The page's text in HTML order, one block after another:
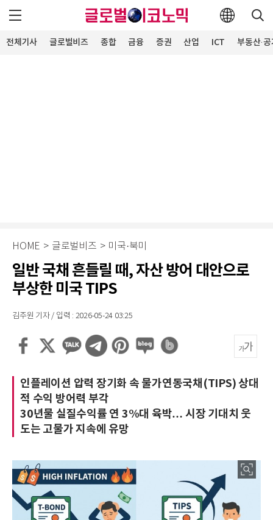
전체기사 글로벌비즈 종합 금융 증권 산업 ICT 부동산·
HOME > 글로벌비즈 > 미국·북미
일반 국채 흔들릴 때, 자산 방어 대안으로
부상한 미국 TIPS
김주원 기자 / 입력 : 2026-05-24 03:25
인플레이션 압력 장기화 속 물가연동국채(TIPS) 상대
적 수익 방어력 부각
30년물 실질수익률 연 3%대 육박… 시장 기대치 웃
도는 고물가 지속에 유망